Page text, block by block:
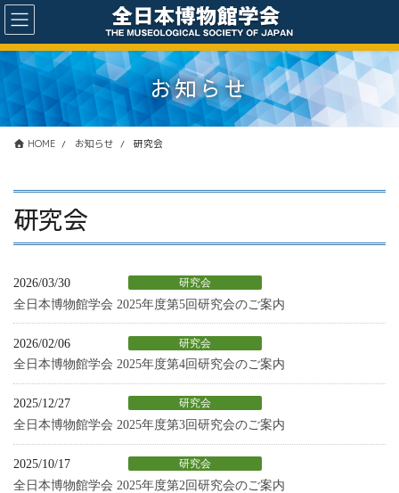
コ
ン
テ
に
移
ナ
ビ
ゲ
ョ
ン
お知らせ
HOME お知らせ 研究会
研究会
2026/03/30 研究会
全日本博物館学会 2025年度第5回研究会のご案内
2026/02/06 研究会
全日本博物館学会 2025年度第4回研究会のご案内
2025/12/27 研究会
全日本博物館学会 2025年度第3回研究会のご案内
2025/10/17 研究会
全日本博物館学会 2025年度第2回研究会のご案内